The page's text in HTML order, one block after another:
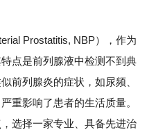
Prostatitis, NBP），作为
点是前列腺液中检测不到典
前列腺炎的症状，如尿频、
重影响了患者的生活质量。
选择一家专业、具备先进治